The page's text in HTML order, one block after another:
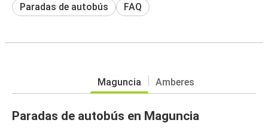
Paradas de autobús FAQ
Maguncia Amberes
Paradas de autobús en Maguncia